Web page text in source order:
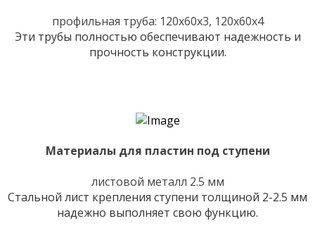
профильная труба: 120х60х3, 120х60х4
Эти трубы полностью обеспечивают надежность и
прочность конструкции.
Материалы для пластин под ступени
листовой металл 2.5 мм
Стальной лист крепления ступени толщиной 2-2.5 мм
надежно выполняет свою функцию.